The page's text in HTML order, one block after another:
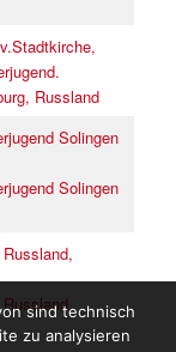
Russland
Solingen
Solingen
sind technisch
zu analysieren